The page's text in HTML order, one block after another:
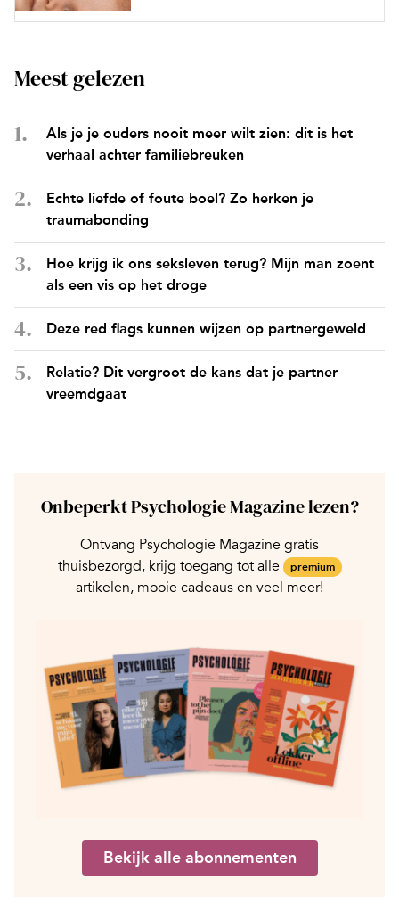
Meest gelezen
Als je je ouders nooit meer wilt zien: dit is het
verhaal achter familiebreuken
Echte liefde of foute boel? Zo herken je
traumabonding
Hoe krijg ik ons seksleven terug? Mijn man zoent
als een vis op het droge
Deze red flags kunnen wijzen op partnergeweld
Relatie? Dit vergroot de kans dat je partner
vreemdgaat
Onbeperkt Psychologie Magazine lezen?
Ontvang Psychologie Magazine gratis
thuisbezorgd, krijg toegang tot alle
premium
artikelen, mooie cadeaus en veel meer!
Bekijk alle abonnementen